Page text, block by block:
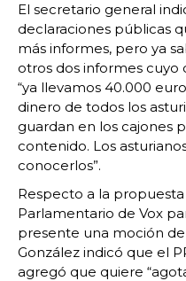
El secretario general
declaraciones públicas
más informes, pero ya
otros dos informes cuyo
“ya llevamos 40.000
dinero de todos los
guardan en los cajones
contenido. Los
conocerlos”.
Respecto a la
Parlamentario de Vox
presente una moción
González indicó que el
agregó que quiere